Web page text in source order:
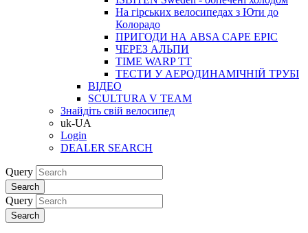
На гірських велосипедах з Юти до
Колорадо
ПРИГОДИ НА ABSA CAPE EPIC
ЧЕРЕЗ АЛЬПИ
TIME WARP TT
ТЕСТИ У АЕРОДИНАМІЧНІЙ ТРУБІ
ВІДЕО
SCULTURA V TEAM
Знайдіть свій велосипед
uk-UA
Login
DEALER SEARCH
Query
Search
Query
Search